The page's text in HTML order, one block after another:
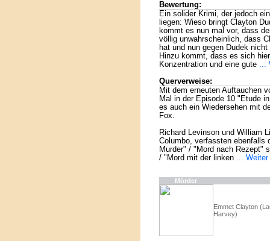
Bewertung:
Ein solider Krimi, der jedoch
liegen: Wieso bringt Clayton
kommt es nun mal vor, dass
völlig unwahrscheinlich, dass
hat und nun gegen Dudek
Hinzu kommt, dass es sich
Konzentration und eine gute ...
Querverweise:
Mit dem erneuten Auftauchen
Mal in der Episode 10 "Etude
es auch ein Wiedersehen mit
Fox.
Richard Levinson und William
Columbo, verfassten ebenfalls
Murder" / "Mord nach Rezept"
/ "Mord mit der linken ... Weiter
Mörder
Emmet Clayton
Harvey)